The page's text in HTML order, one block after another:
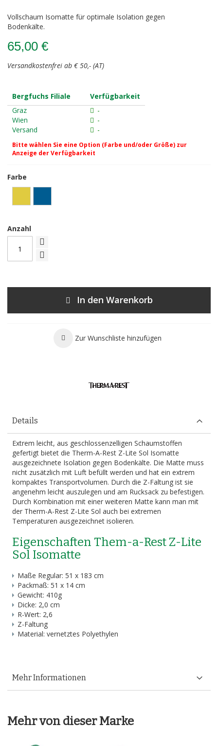
Vollschaum Isomatte für optimale Isolation gegen
Bodenkälte.
65,00 €
Versandkostenfrei ab € 50,- (AT)
Bergfuchs Filiale
Verfügbarkeit
Graz
-
Wien
-
Versand
-
Bitte wählen Sie eine Option (Farbe und/oder Größe) zur
Anzeige der Verfügbarkeit
Farbe
Anzahl
In den Warenkorb
Zur Wunschliste hinzufügen
Details
Extrem leicht, aus geschlossenzelligen Schaumstoffen
gefertigt bietet die Therm-A-Rest Z-Lite Sol Isomatte
ausgezeichnete Isolation gegen Bodenkälte. Die Matte muss
nicht zusätzlich mit Luft befüllt werden und hat ein extrem
kompaktes Transportvolumen. Durch die Z-Faltung ist sie
angenehm leicht auszulegen und am Rucksack zu befestigen.
Durch Kombination mit einer weiteren Matte kann man mit
der Therm-A-Rest Z-Lite Sol auch bei extremen
Temperaturen ausgezeichnet isolieren.
Eigenschaften Them-a-Rest Z-Lite
Sol Isomatte
Maße Regular: 51 x 183 cm
Packmaß: 51 x 14 cm
Gewicht: 410g
Dicke: 2,0 cm
R-Wert: 2,6
Z-Faltung
Material: vernetztes Polyethylen
Mehr Informationen
Mehr von dieser Marke